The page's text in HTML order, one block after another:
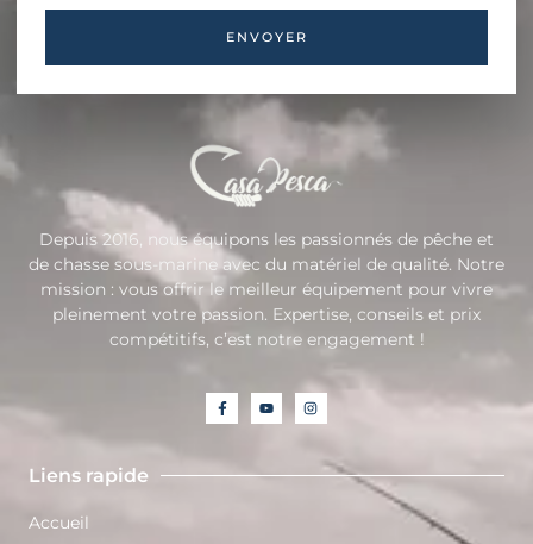
ENVOYER
Depuis 2016, nous équipons les passionnés de pêche et
de chasse sous-marine avec du matériel de qualité. Notre
mission : vous offrir le meilleur équipement pour vivre
pleinement votre passion. Expertise, conseils et prix
compétitifs, c’est notre engagement !
Liens rapide
Accueil